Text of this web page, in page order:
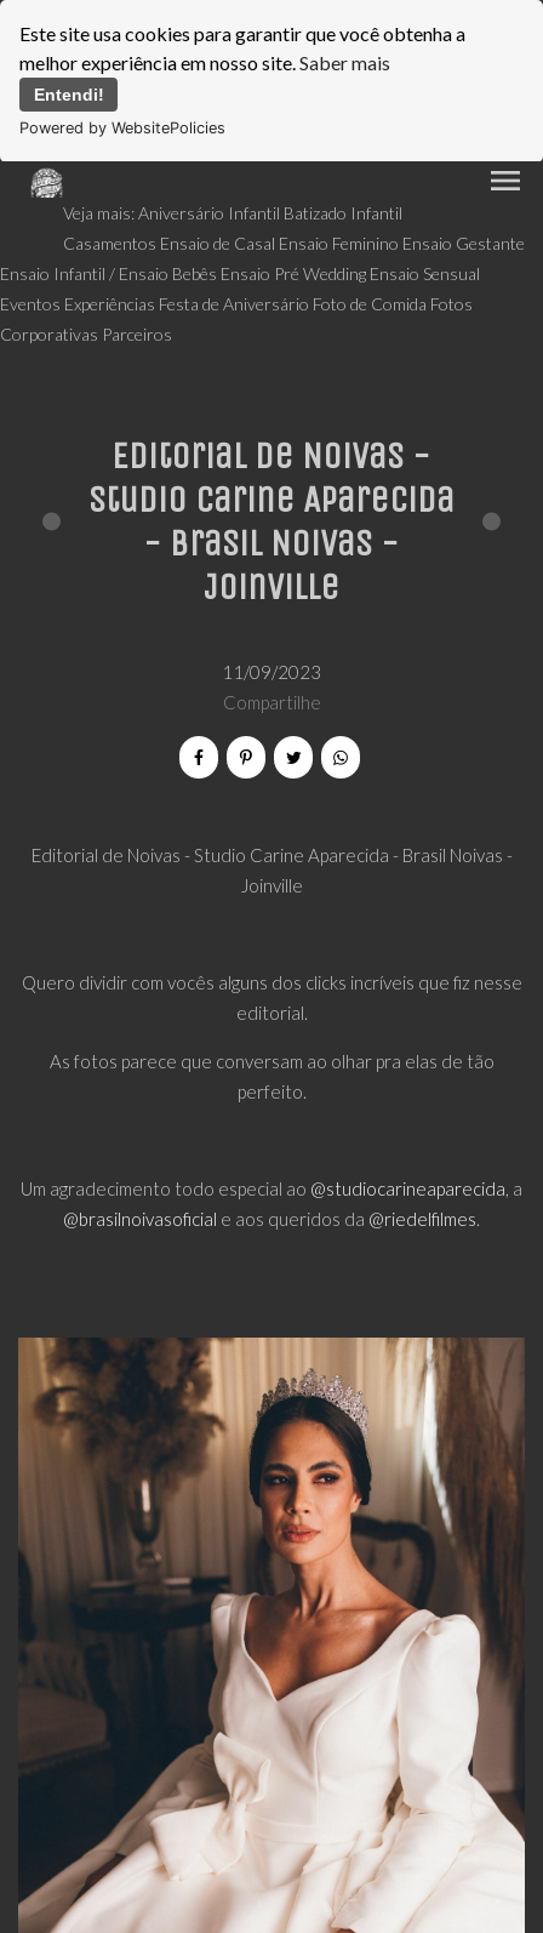
Este site usa cookies para garantir que você obtenha a
melhor experiência em nosso site.Saber mais
Entendi!
Powered by WebsitePolicies
menu
Veja mais:Aniversário Infantil Batizado Infantil
Casamentos Ensaio de Casal Ensaio Feminino Ensaio Gestante
Ensaio Infantil / Ensaio Bebês Ensaio Pré Wedding Ensaio Sensual
Eventos Experiências Festa de Aniversário Foto de Comida Fotos
Corporativas Parceiros
Editorial de Noivas -
Studio Carine Aparecida
- Brasil Noivas -
Joinville
11/09/2023
Compartilhe
Editorial de Noivas - Studio Carine Aparecida - Brasil Noivas -
Joinville
Quero dividir com vocês alguns dos clicks incríveis que fiz nesse
editorial.
As fotos parece que conversam ao olhar pra elas de tão
perfeito.
Um agradecimento todo especial ao @studiocarineaparecida, a
@brasilnoivasoficial e aos queridos da @riedelfilmes.